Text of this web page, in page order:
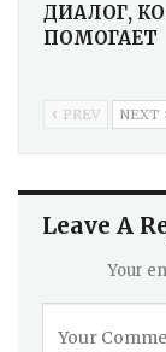
ДИАЛОГ,
ПОМОГАЕТ
PREV NEXT
Leave A
Your